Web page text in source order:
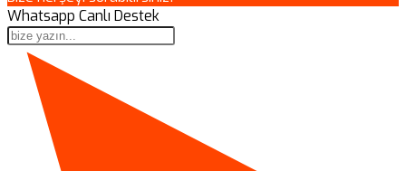
Whatsapp Canlı Destek